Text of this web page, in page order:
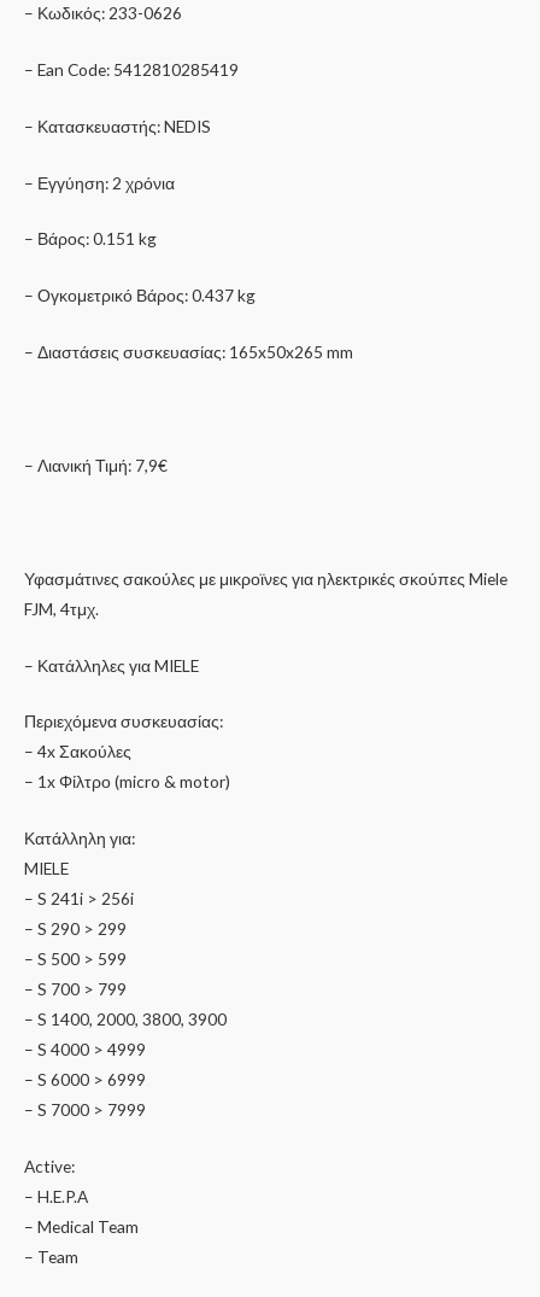
– Κωδικός: 233-0626
– Ean Code: 5412810285419
– Κατασκευαστής: NEDIS
– Εγγύηση: 2 χρόνια
– Βάρος: 0.151 kg
– Ογκομετρικό Βάρος: 0.437 kg
– Διαστάσεις συσκευασίας: 165x50x265 mm
– Λιανική Τιμή: 7,9€
Υφασμάτινες σακούλες με μικροϊνες για ηλεκτρικές σκούπες Miele
FJM, 4τμχ.
– Κατάλληλες για MIELE
Περιεχόμενα συσκευασίας:
– 4x Σακούλες
– 1x Φίλτρο (micro & motor)
Κατάλληλη για:
MIELE
– S 241i > 256i
– S 290 > 299
– S 500 > 599
– S 700 > 799
– S 1400, 2000, 3800, 3900
– S 4000 > 4999
– S 6000 > 6999
– S 7000 > 7999
Active:
– H.E.P.A
– Medical Team
– Team